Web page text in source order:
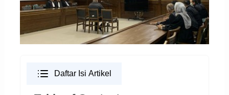
Daftar Isi Artikel